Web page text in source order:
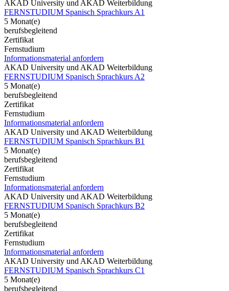
AKAD University und AKAD Weiterbildung
FERNSTUDIUM Spanisch Sprachkurs A1
5 Monat(e)
berufsbegleitend
Zertifikat
Fernstudium
Informationsmaterial anfordern
AKAD University und AKAD Weiterbildung
FERNSTUDIUM Spanisch Sprachkurs A2
5 Monat(e)
berufsbegleitend
Zertifikat
Fernstudium
Informationsmaterial anfordern
AKAD University und AKAD Weiterbildung
FERNSTUDIUM Spanisch Sprachkurs B1
5 Monat(e)
berufsbegleitend
Zertifikat
Fernstudium
Informationsmaterial anfordern
AKAD University und AKAD Weiterbildung
FERNSTUDIUM Spanisch Sprachkurs B2
5 Monat(e)
berufsbegleitend
Zertifikat
Fernstudium
Informationsmaterial anfordern
AKAD University und AKAD Weiterbildung
FERNSTUDIUM Spanisch Sprachkurs C1
5 Monat(e)
berufsbegleitend